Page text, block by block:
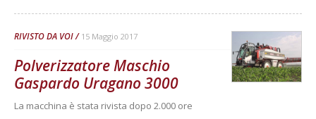
RIVISTO DA VOI 15 Maggio 2017
Polverizzatore Maschio
Gaspardo Uragano 3000
La macchina è stata rivista dopo 2.000 ore